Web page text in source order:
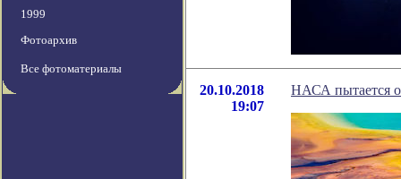
1999
Фотоархив
Все фотоматериалы
20.10.2018
19:07
НАСА пытается